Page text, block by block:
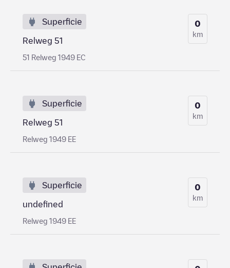
Superficie
Relweg 51
51 Relweg 1949 EC
0
km
Superficie
Relweg 51
Relweg 1949 EE
0
km
Superficie
undefined
Relweg 1949 EE
0
km